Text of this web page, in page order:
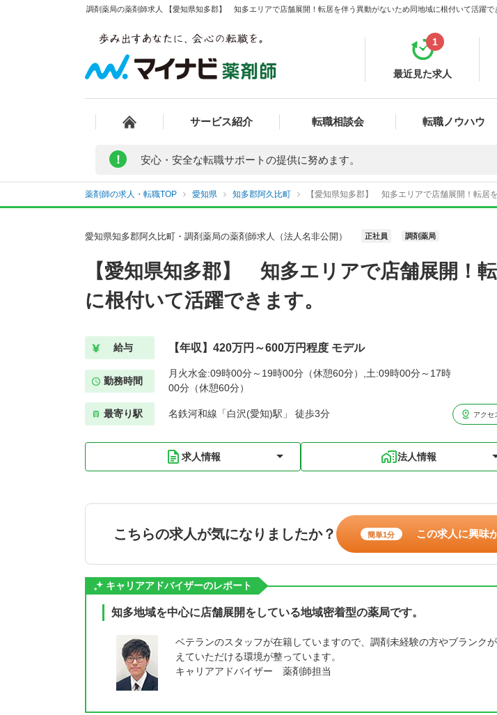
調剤薬局の薬剤師求人 【愛知県知多郡】 知多エリアで店舗展開！転居を伴う異動がないため同地域に根付いて活躍で
最近見た求人
1
サービス紹介 転職相談会 転職ノウハウ
! 安心・安全な転職サポートの提供に努めます。
薬剤師の求人・転職TOP 愛知県 知多郡阿久比町 【愛知県知多郡】 知多エリアで店舗展開！転居
愛知県知多郡阿久比町・調剤薬局の薬剤師求人（法人名非公開） 正社員 調剤薬局
【愛知県知多郡】 知多エリアで店舗展開！
に根付いて活躍できます。
給与 【年収】420万円～600万円程度 モデル
勤務時間
月火水金:09時00分～19時00分（休憩60分）,土:09時00分～17時
00分（休憩60分）
最寄り駅 名鉄河和線「白沢(愛知)駅」 徒歩3分 アクセ
求人情報 法人情報
こちらの求人が気になりましたか？ 簡単1分 この求人に興味
キャリアアドバイザーのレポート
知多地域を中心に店舗展開をしている地域密着型の薬局です。
ベテランのスタッフが在籍していますので、調剤未経験の方やブランク
えていただける環境が整っています。
キャリアアドバイザー 薬剤師担当